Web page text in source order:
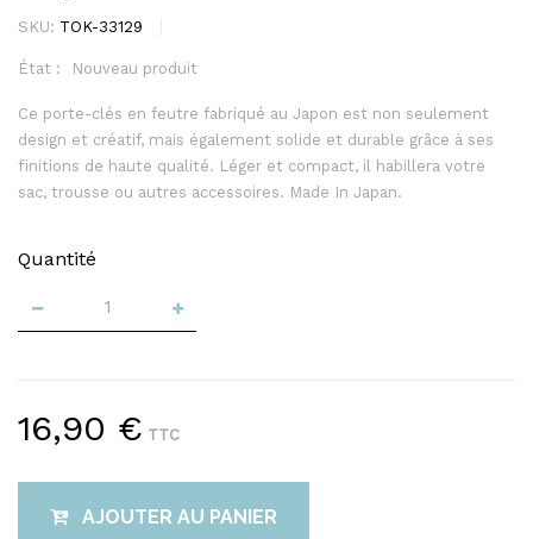
SKU: TOK-33129
État : Nouveau produit
Ce porte-clés en feutre fabriqué au Japon est non seulement
design et créatif, mais également solide et durable grâce à ses
finitions de haute qualité. Léger et compact, il habillera votre
sac, trousse ou autres accessoires. Made In Japan.
Quantité
16,90 € TTC
AJOUTER AU PANIER